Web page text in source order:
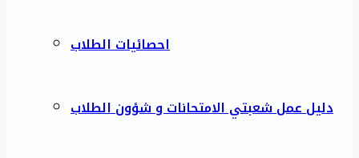
احصائيات الطلاب
دليل عمل شعبتي الامتحانات و شؤون الطلاب